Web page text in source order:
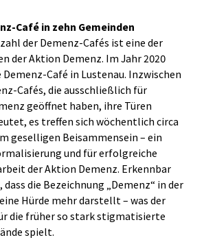
Café in zehn Gemeinden
der Demenz-Cafés ist eine der
der Aktion Demenz. Im Jahr 2020
Café in Lustenau. Inzwischen
Cafés, die ausschließlich für
geöffnet haben, ihre Türen
es treffen sich wöchentlich circa
geselligen Beisammensein – ein
und für erfolgreiche
der Aktion Demenz. Erkennbar
dass die Bezeichnung „Demenz“ in der
Hürde mehr darstellt – was der
die früher so stark stigmatisierte
spielt.